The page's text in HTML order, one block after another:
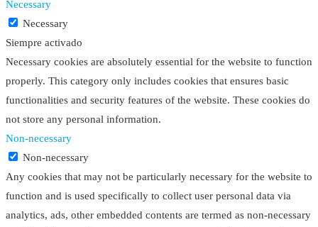
Necessary
Necessary
Siempre activado
Necessary cookies are absolutely essential for the website to function
properly. This category only includes cookies that ensures basic
functionalities and security features of the website. These cookies do
not store any personal information.
Non-necessary
Non-necessary
Any cookies that may not be particularly necessary for the website to
function and is used specifically to collect user personal data via
analytics, ads, other embedded contents are termed as non-necessary